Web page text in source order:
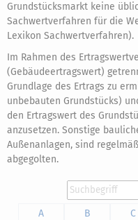
Grundstücksmarkt keine
Sachwertverfahren für die
Lexikon Sachwertverfahren).
Im Rahmen des
(Gebäudeertragswert)
Grundlage des Ertrags zu
unbebauten Grundstücks)
den Ertragswert des
anzusetzen. Sonstige
Außenanlagen, sind
abgegolten.
A
B C